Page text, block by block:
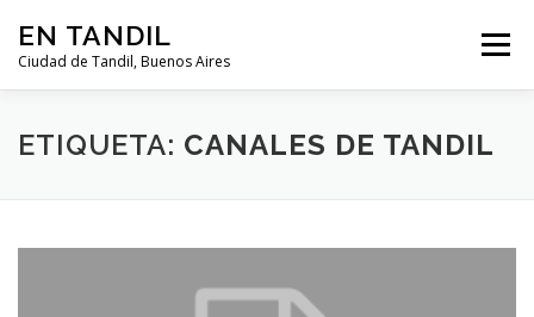
EN TANDIL
Ciudad de Tandil, Buenos Aires
Menú
INFORMACIÓN HISTORIA GUIAS
ETIQUETA: CANALES DE TANDIL